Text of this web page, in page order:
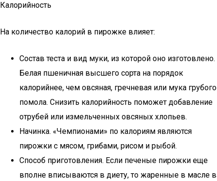
Калорийность
На количество калорий в пирожке влияет:
Состав теста и вид муки, из которой оно изготовлено.
Белая пшеничная высшего сорта на порядок
калорийнее, чем овсяная, гречневая или мука грубого
помола. Снизить калорийность поможет добавление
отрубей или измельченных овсяных хлопьев.
Начинка. «Чемпионами» по калориям являются
пирожки с мясом, грибами, рисом и рыбой.
Способ приготовления. Если печеные пирожки еще
вполне вписываются в диету, то жаренные в масле в